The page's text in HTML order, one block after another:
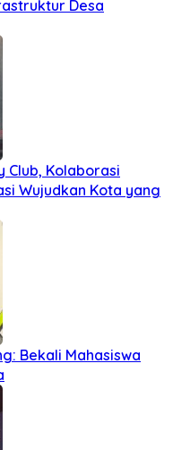
Desa
Club, Kolaborasi
Wujudkan Kota yang
Bekali Mahasiswa